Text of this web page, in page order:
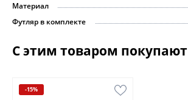
Материал
Футляр в комплекте
С этим товаром покупают
-15%